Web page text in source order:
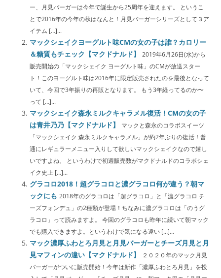
ー、月見バーガーは今年で誕生から25周年を迎えます。 というこ
とで2016年の今年の秋はなんと！月見バーガーシリーズとして３ア
イテム […]...
マックシェイクヨーグルト味CMの女の子は誰？カロリー
＆糖質もチェック【マクドナルド】
2019年6月26日(水)から
販売開始の「マックシェイク ヨーグルト味」のCMが放送スター
ト！このヨーグルト味は2016年に限定販売されたのを最後となって
いて、今回で3年振りの再販となります。 もう3年経ってるのか〜
って […]...
マックシェイク森永ミルクキャラメル復活！CMの女の子
は青井乃乃【マクドナルド】
マックと森永のコラボスイーツ
「マックシェイク 森永ミルクキャラメル」が約2年ぶりの復活！普
通にレギュラーメニュー入りして欲しいマックシェイクなので嬉し
いですよね。 というわけで初週販売数がマクドナルドのコラボシェ
イク史上 […]...
グラコロ2018！超グラコロと濃グラコロ何が違う？朝マ
ックにも 2018年のグラコロは「超グラコロ」と「濃グラコロ チ
ーズフォンデュ」の2種類が登場！ちなみに濃グラコロは「のうグ
ラコロ」って読みますよ。 今回のグラコロも昨年に続いて朝マック
でも購入できますよ。というわけで気になる違い […]...
マック濃厚ふわとろ月見と月見バーガーとチーズ月見と月
見マフィンの違い【マクドナルド】
２０２０年のマック月見
バーガーがついに販売開始！今年は新作「濃厚ふわとろ月見」を投